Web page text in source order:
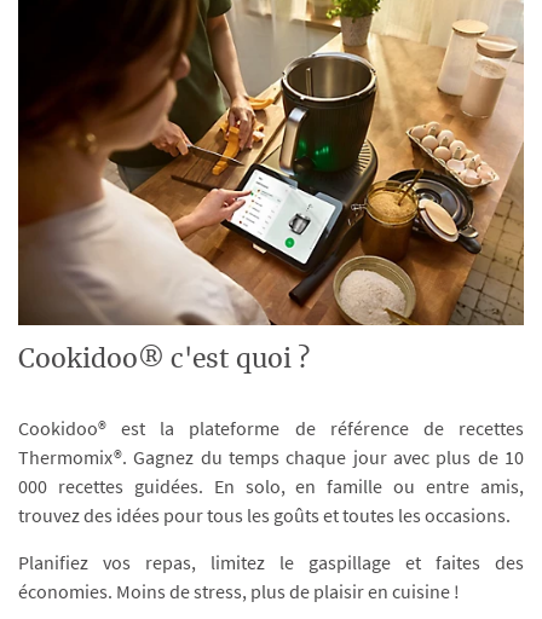
Cookidoo® c'est quoi ?
Cookidoo® est la plateforme de référence de recettes
Thermomix®. Gagnez du temps chaque jour avec plus de 10
000 recettes guidées. En solo, en famille ou entre amis,
trouvez des idées pour tous les goûts et toutes les occasions.
Planifiez vos repas, limitez le gaspillage et faites des
économies. Moins de stress, plus de plaisir en cuisine !